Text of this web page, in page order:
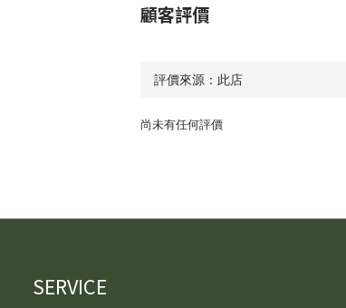
顧客評價
尚未有任何評價
SERVICE